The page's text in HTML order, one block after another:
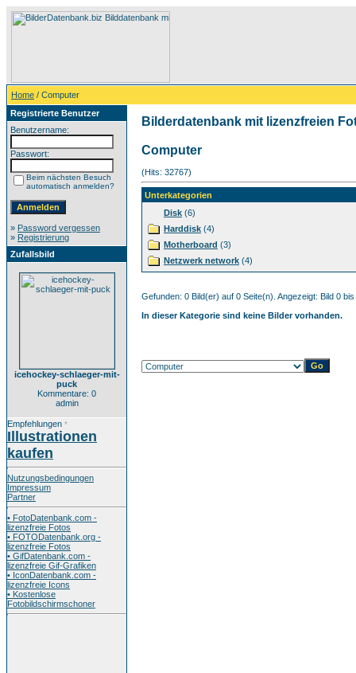
Home / Computer
Registrierte Benutzer
Benutzername:
Passwort:
Beim nächsten Besuch
automatisch anmelden?
» Password vergessen
» Registrierung
Zufallsbild
icehockey-schlaeger-mit-
puck
Kommentare: 0
admin
Empfehlungen *
Illustrationen
kaufen
Nutzungsbedingungen
Impressum
Partner
• FotoDatenbank.com -
lizenzfreie Fotos
• FOTODatenbank.org -
lizenzfreie Fotos
• GifDatenbank.com -
lizenzfreie Gif-Grafiken
• IconDatenbank.com -
lizenzfreie Icons
• Kostenlose
Fotobildschirmschoner
Bilderdatenbank mit lizenzfreien
Computer
(Hits: 32767)
Unterkategorien
Disk (6)
Harddisk (4)
Motherboard (3)
Netzwerk network (4)
Gefunden: 0 Bild(er) auf 0 Seite(n). Angezeigt: Bild 0 bis
In dieser Kategorie sind keine Bilder vorhanden.